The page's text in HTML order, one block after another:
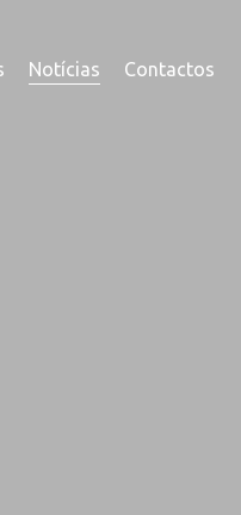
Notícias Contactos